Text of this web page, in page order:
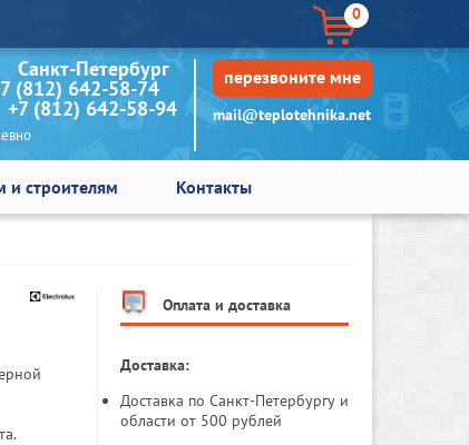
0
Петербург
(812) 642-58-74
+7 (812) 642-58-94
перезвоните мне
mail@teplotehnika.net
и строителям Контакты
Оплата и доставка
Доставка:
Доставка по Санкт-Петербургу и
области от 500 рублей